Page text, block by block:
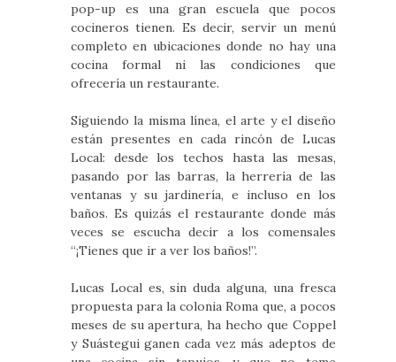
pop-up es una gran escuela que pocos
cocineros tienen. Es decir, servir un menú
completo en ubicaciones donde no hay una
cocina formal ni las condiciones que
ofrecería un restaurante.
Siguiendo la misma línea, el arte y el diseño
están presentes en cada rincón de Lucas
Local: desde los techos hasta las mesas,
pasando por las barras, la herrería de las
ventanas y su jardinería, e incluso en los
baños. Es quizás el restaurante donde más
veces se escucha decir a los comensales
“¡Tienes que ir a ver los baños!”.
Lucas Local es, sin duda alguna, una fresca
propuesta para la colonia Roma que, a pocos
meses de su apertura, ha hecho que Coppel
y Suástegui ganen cada vez más adeptos de